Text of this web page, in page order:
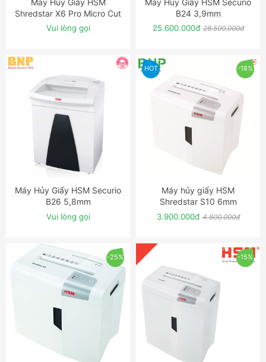
ĐẶT NGAY
Máy Hủy Giấy HSM
Shredstar X6 Pro Micro Cut
Shredder
Vui lòng gọi
ĐẶT NGAY
Máy Hủy Giấy HSM Securio
B24 3,9mm
25.600.000đ 28.500.000đ
ĐẶT NGAY
Máy Hủy Giấy HSM Securio
B26 5,8mm
Vui lòng gọi
HOT -18%
ĐẶT NGAY
Máy hủy giấy HSM
Shredstar S10 6mm
3.900.000đ 4.800.000đ
-25% -15%